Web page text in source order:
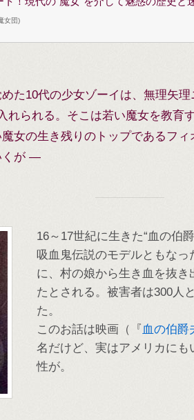
女団)
た10代の少女ゾーイは、無理矢
れられる。そこは若い魔女を教育
女の生き残りのトップであるフ
くが ―
16～17世紀に生きた“血の伯
吸血鬼伝説のモデルともな
に、村の娘から生き血を抜
たとされる。被害者は300人
た。
このお話は映画（『 血の伯爵
名だけど、実はアメリカに
性が。